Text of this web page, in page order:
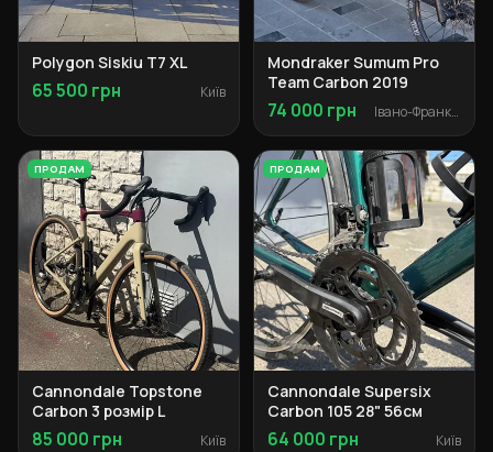
Polygon Siskiu T7 XL
65 500 грн Київ
Mondraker Sumum Pro
Team Carbon 2019
74 000 грн Івано-Франківськ
ПРОДАМ
Cannondale Topstone
Carbon 3 розмір L
85 000 грн Київ
ПРОДАМ
Cannondale Supersix
Carbon 105 28" 56см
64 000 грн Київ